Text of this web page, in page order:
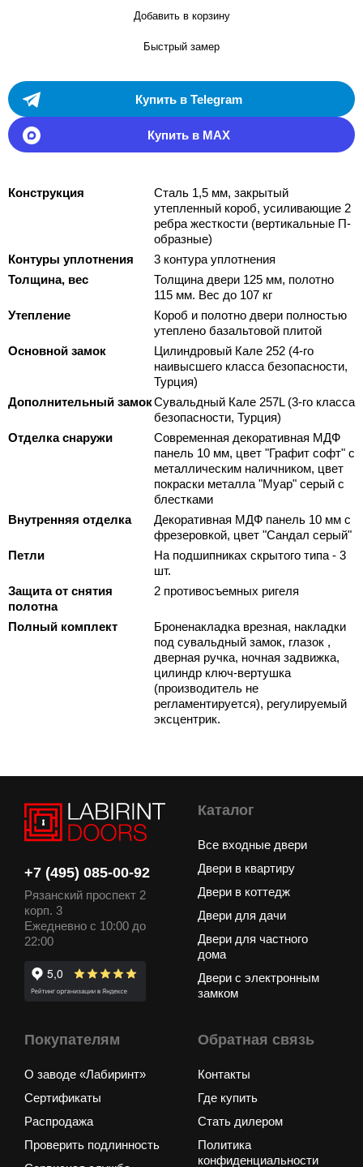
Добавить в корзину
Быстрый замер
Купить в Telegram
Купить в MAX
Конструкция
Сталь 1,5 мм, закрытый
утепленный короб, усиливающие 2
ребра жесткости (вертикальные П-
образные)
Контуры уплотнения
3 контура уплотнения
Толщина, вес
Толщина двери 125 мм, полотно
115 мм. Вес до 107 кг
Утепление
Короб и полотно двери полностью
утеплено базальтовой плитой
Основной замок
Цилиндровый Кале 252 (4-го
наивысшего класса безопасности,
Турция)
Дополнительный замокСувальдный Кале 257L (3-го класса
безопасности, Турция)
Отделка снаружи
Современная декоративная МДФ
панель 10 мм, цвет "Графит софт" с
металлическим наличником, цвет
покраски металла "Муар" серый с
блестками
Внутренняя отделка
Декоративная МДФ панель 10 мм с
фрезеровкой, цвет "Сандал серый"
Петли
На подшипниках скрытого типа - 3
шт.
Защита от снятия
полотна
2 противосъемных ригеля
Полный комплект
Броненакладка врезная, накладки
под сувальдный замок, глазок ,
дверная ручка, ночная задвижка,
цилиндр ключ-вертушка
(производитель не
регламентируется), регулируемый
эксцентрик.
+7 (495) 085-00-92
Рязанский проспект 2
корп. 3
Ежедневно с 10:00 до
22:00
Каталог
Все входные двери
Двери в квартиру
Двери в коттедж
Двери для дачи
Двери для частного
дома
Двери с электронным
замком
Покупателям
О заводе «Лабиринт»
Сертификаты
Распродажа
Проверить подлинность
Обратная связь
Контакты
Где купить
Стать дилером
Политика
конфиденциальности